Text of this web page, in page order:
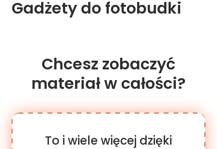
Gadżety do fotobudki
Chcesz zobaczyć
materiał w całości?
To i wiele więcej dzięki